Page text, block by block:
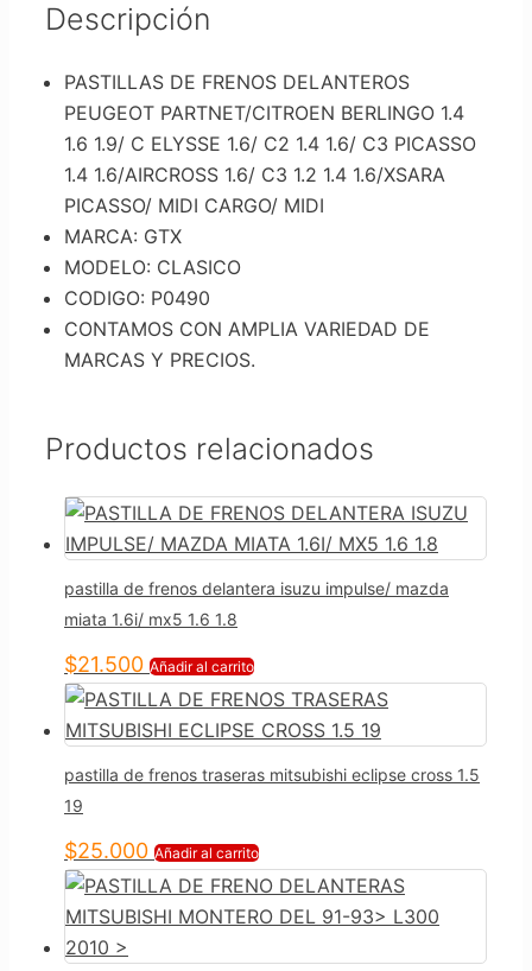
Descripción
PASTILLAS DE FRENOS DELANTEROS
PEUGEOT PARTNET/CITROEN BERLINGO 1.4
1.6 1.9/ C ELYSSE 1.6/ C2 1.4 1.6/ C3 PICASSO
1.4 1.6/AIRCROSS 1.6/ C3 1.2 1.4 1.6/XSARA
PICASSO/ MIDI CARGO/ MIDI
MARCA: GTX
MODELO: CLASICO
CODIGO: P0490
CONTAMOS CON AMPLIA VARIEDAD DE
MARCAS Y PRECIOS.
Productos relacionados
pastilla de frenos delantera isuzu impulse/ mazda
miata 1.6i/ mx5 1.6 1.8
$21.500 Añadir al carrito
pastilla de frenos traseras mitsubishi eclipse cross 1.5
19
$25.000 Añadir al carrito